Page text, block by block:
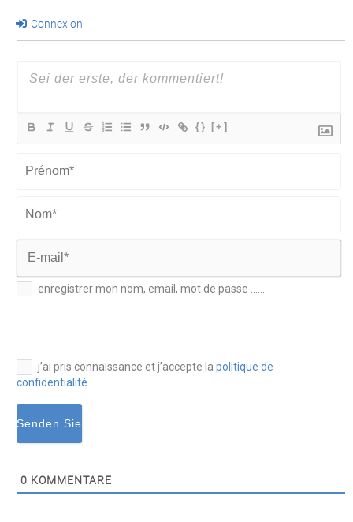
Connexion
{} [+]
Nom*
E-
mail*
enregistrer mon nom, email, mot de passe ......
j’ai pris connaissance et j’accepte la politique de
confidentialité
0 KOMMENTARE